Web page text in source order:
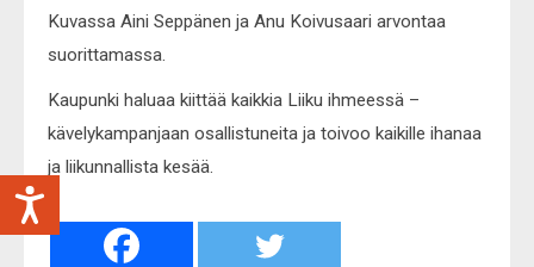
Kuvassa Aini Seppänen ja Anu Koivusaari arvontaa
suorittamassa.
Kaupunki haluaa kiittää kaikkia Liiku ihmeessä –
kävelykampanjaan osallistuneita ja toivoo kaikille ihanaa
ja liikunnallista kesää.